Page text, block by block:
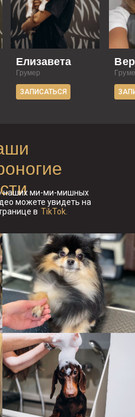
Грумер
Елизавета
ЗАПИСАТЬСЯ
наших ми-ми-мишных
можете увидеть на
в TikTok.